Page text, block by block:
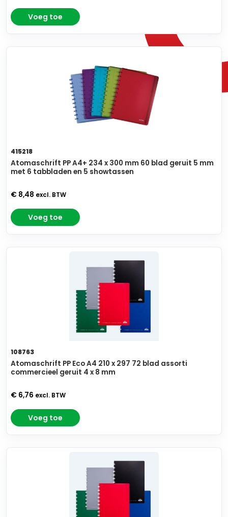
Voeg toe
415218
Atomaschrift PP A4+ 234 x 300 mm 60 blad geruit 5 mm
met 6 tabbladen en 5 showtassen
€ 8,48 excl. BTW
Voeg toe
108763
Atomaschrift PP Eco A4 210 x 297 72 blad assorti
commercieel geruit 4 x 8 mm
€ 6,76 excl. BTW
Voeg toe